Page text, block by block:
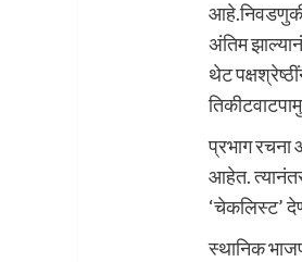
अंतिम
थेट
प्रभाग रचना
आहेत.
‘चेकलिस्ट’
स्थानिक